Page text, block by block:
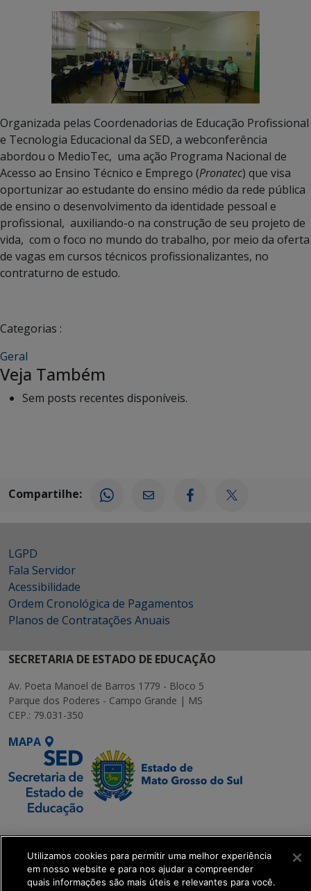
Organizada pelas Coordenadorias de Educação Profissional
e Tecnologia Educacional da SED, a webconferência
abordou o MedioTec, uma ação Programa Nacional de
Acesso ao Ensino Técnico e Emprego (Pronatec) que visa
oportunizar ao estudante do ensino médio da rede pública
de ensino o desenvolvimento da identidade pessoal e
profissional, auxiliando-o na construção de seu projeto de
vida, com o foco no mundo do trabalho, por meio da oferta
de vagas em cursos técnicos profissionalizantes, no
contraturno de estudo.
Categorias :
Geral
Veja Também
Sem posts recentes disponíveis.
Compartilhe:
LGPD
Fala Servidor
Acessibilidade
Ordem Cronológica de Pagamentos
Planos de Contratações Anuais
SECRETARIA DE ESTADO DE EDUCAÇÃO
Av. Poeta Manoel de Barros 1779 - Bloco 5
Parque dos Poderes - Campo Grande | MS
CEP.: 79.031-350
MAPA
SETDIG | Secretaria-
Executiva de
Transformação Digital
Utilizamos cookies para permitir uma melhor experiência
em nosso website e para nos ajudar a compreender
quais informações são mais úteis e relevantes para você.